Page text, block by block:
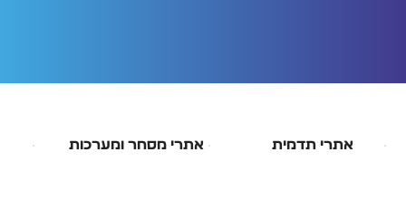
אתרי תדמית אתרי מסחר ומערכות